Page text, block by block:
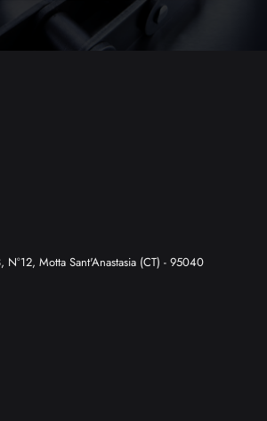
N°12, Motta Sant'Anastasia (CT) - 95040